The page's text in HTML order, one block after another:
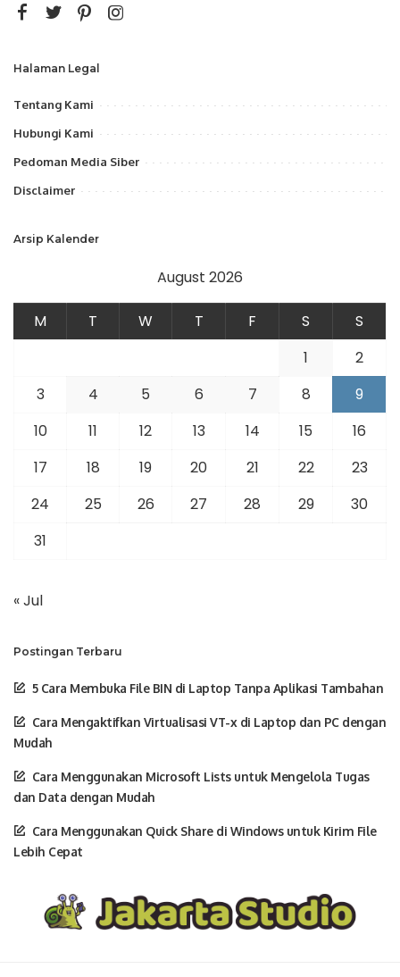
Halaman Legal
Tentang Kami
Hubungi Kami
Pedoman Media Siber
Disclaimer
Arsip Kalender
August 2026
M T W T F S
S
1
2
3
4 5 6 7 8
9
10
11 12 13 14 15
16
17
18 19 20 21 22
23
24
25 26 27 28 29
30
31
« Jul
Postingan Terbaru
5 Cara Membuka File BIN di Laptop Tanpa Aplikasi Tambahan
Cara Mengaktifkan Virtualisasi VT-x di Laptop dan PC dengan
Mudah
Cara Menggunakan Microsoft Lists untuk Mengelola Tugas
dan Data dengan Mudah
Cara Menggunakan Quick Share di Windows untuk Kirim File
Lebih Cepat